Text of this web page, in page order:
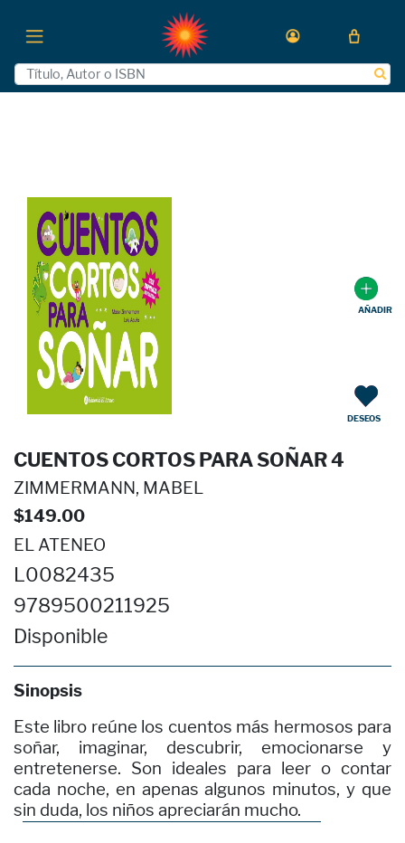
CUENTOS CORTOS PARA SOÑAR 4
ZIMMERMANN, MABEL
$149.00
EL ATENEO
L0082435
9789500211925
Disponible
Sinopsis
AÑADIR
DESEOS
Este libro reúne los cuentos más hermosos para
soñar, imaginar, descubrir, emocionarse y
entretenerse. Son ideales para leer o contar
cada noche, en apenas algunos minutos, y que
sin duda, los niños apreciarán mucho.